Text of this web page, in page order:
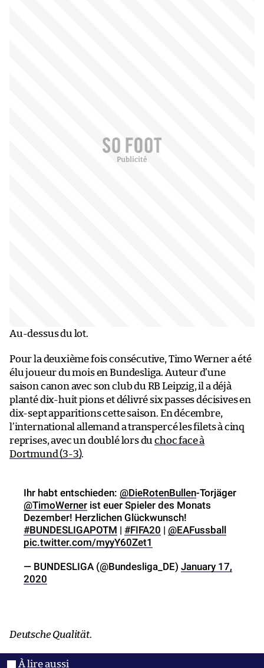
Au-dessus du lot.
Pour la deuxième fois consécutive, Timo Werner a été
élu joueur du mois en Bundesliga. Auteur d’une
saison canon avec son club du RB Leipzig, il a déjà
planté dix-huit pions et délivré six passes décisives en
dix-sept apparitions cette saison. En décembre,
l’international allemand a transpercé les filets à cinq
reprises, avec un doublé lors duchoc face à
Dortmund (3-3).
Ihr habt entschieden: @DieRotenBullen-Torjäger
@TimoWerner ist euer Spieler des Monats
Dezember! Herzlichen Glückwunsch!
#BUNDESLIGAPOTM | #FIFA20 | @EAFussball
pic.twitter.com/myyY60Zet1
— BUNDESLIGA (@Bundesliga_DE) January 17,
2020
Deutsche Qualität.